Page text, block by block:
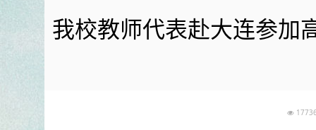
我校教师代表赴大连参加